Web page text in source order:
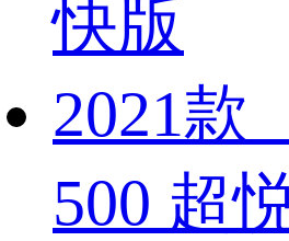
快版
2021
500 超